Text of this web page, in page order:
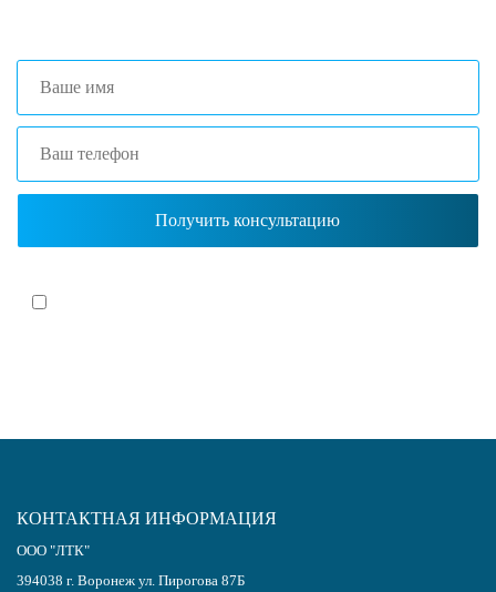
КОНТАКТНАЯ ИНФОРМАЦИЯ
ООО "ЛТК"
394038 г. Воронеж ул. Пирогова 87Б